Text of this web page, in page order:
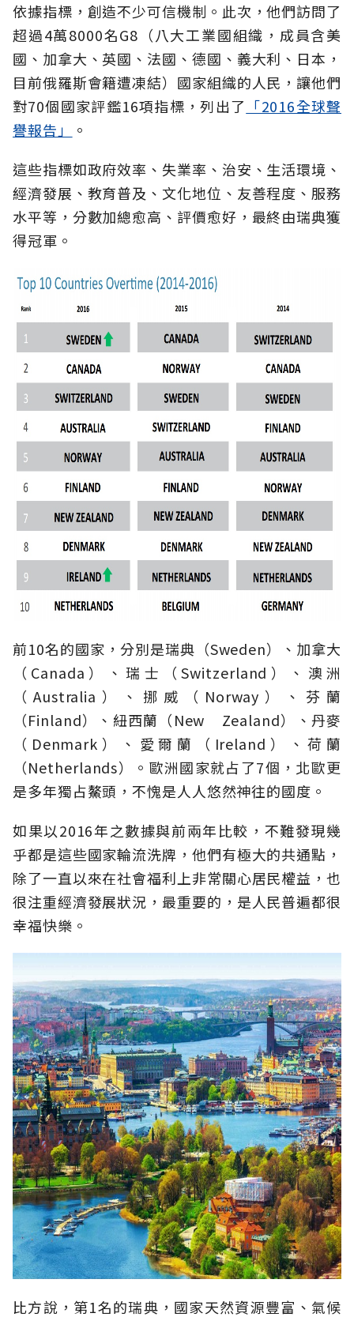
依據指標，創造不少可信機制。此次，他們訪問了
超過4萬8000名G8（八大工業國組織，成員含美
國、加拿大、英國、法國、德國、義大利、日本，
目前俄羅斯會籍遭凍結）國家組織的人民，讓他們
對70個國家評鑑16項指標，列出了 「2016全球聲
譽報告」
。
這些指標如政府效率、失業率、治安、生活環境、
經濟發展、教育普及、文化地位、友善程度、服務
水平等，分數加總愈高、評價愈好，最終由瑞典獲
得冠軍。
前10名的國家，分別是瑞典（Sweden）、加拿大
（Canada）、瑞士（Switzerland）、澳洲
（Australia）、挪威（Norway）、芬蘭
（Finland）、紐西蘭（New Zealand）、丹麥
（Denmark）、愛爾蘭（Ireland）、荷蘭
（Netherlands）。歐洲國家就占了7個，北歐更
是多年獨占鰲頭，不愧是人人悠然神往的國度。
如果以2016年之數據與前兩年比較，不難發現幾
乎都是這些國家輪流洗牌，他們有極大的共通點，
除了一直以來在社會福利上非常關心居民權益，也
很注重經濟發展狀況，最重要的，是人民普遍都很
幸福快樂。
比方說，第1名的瑞典，國家天然資源豐富、氣候